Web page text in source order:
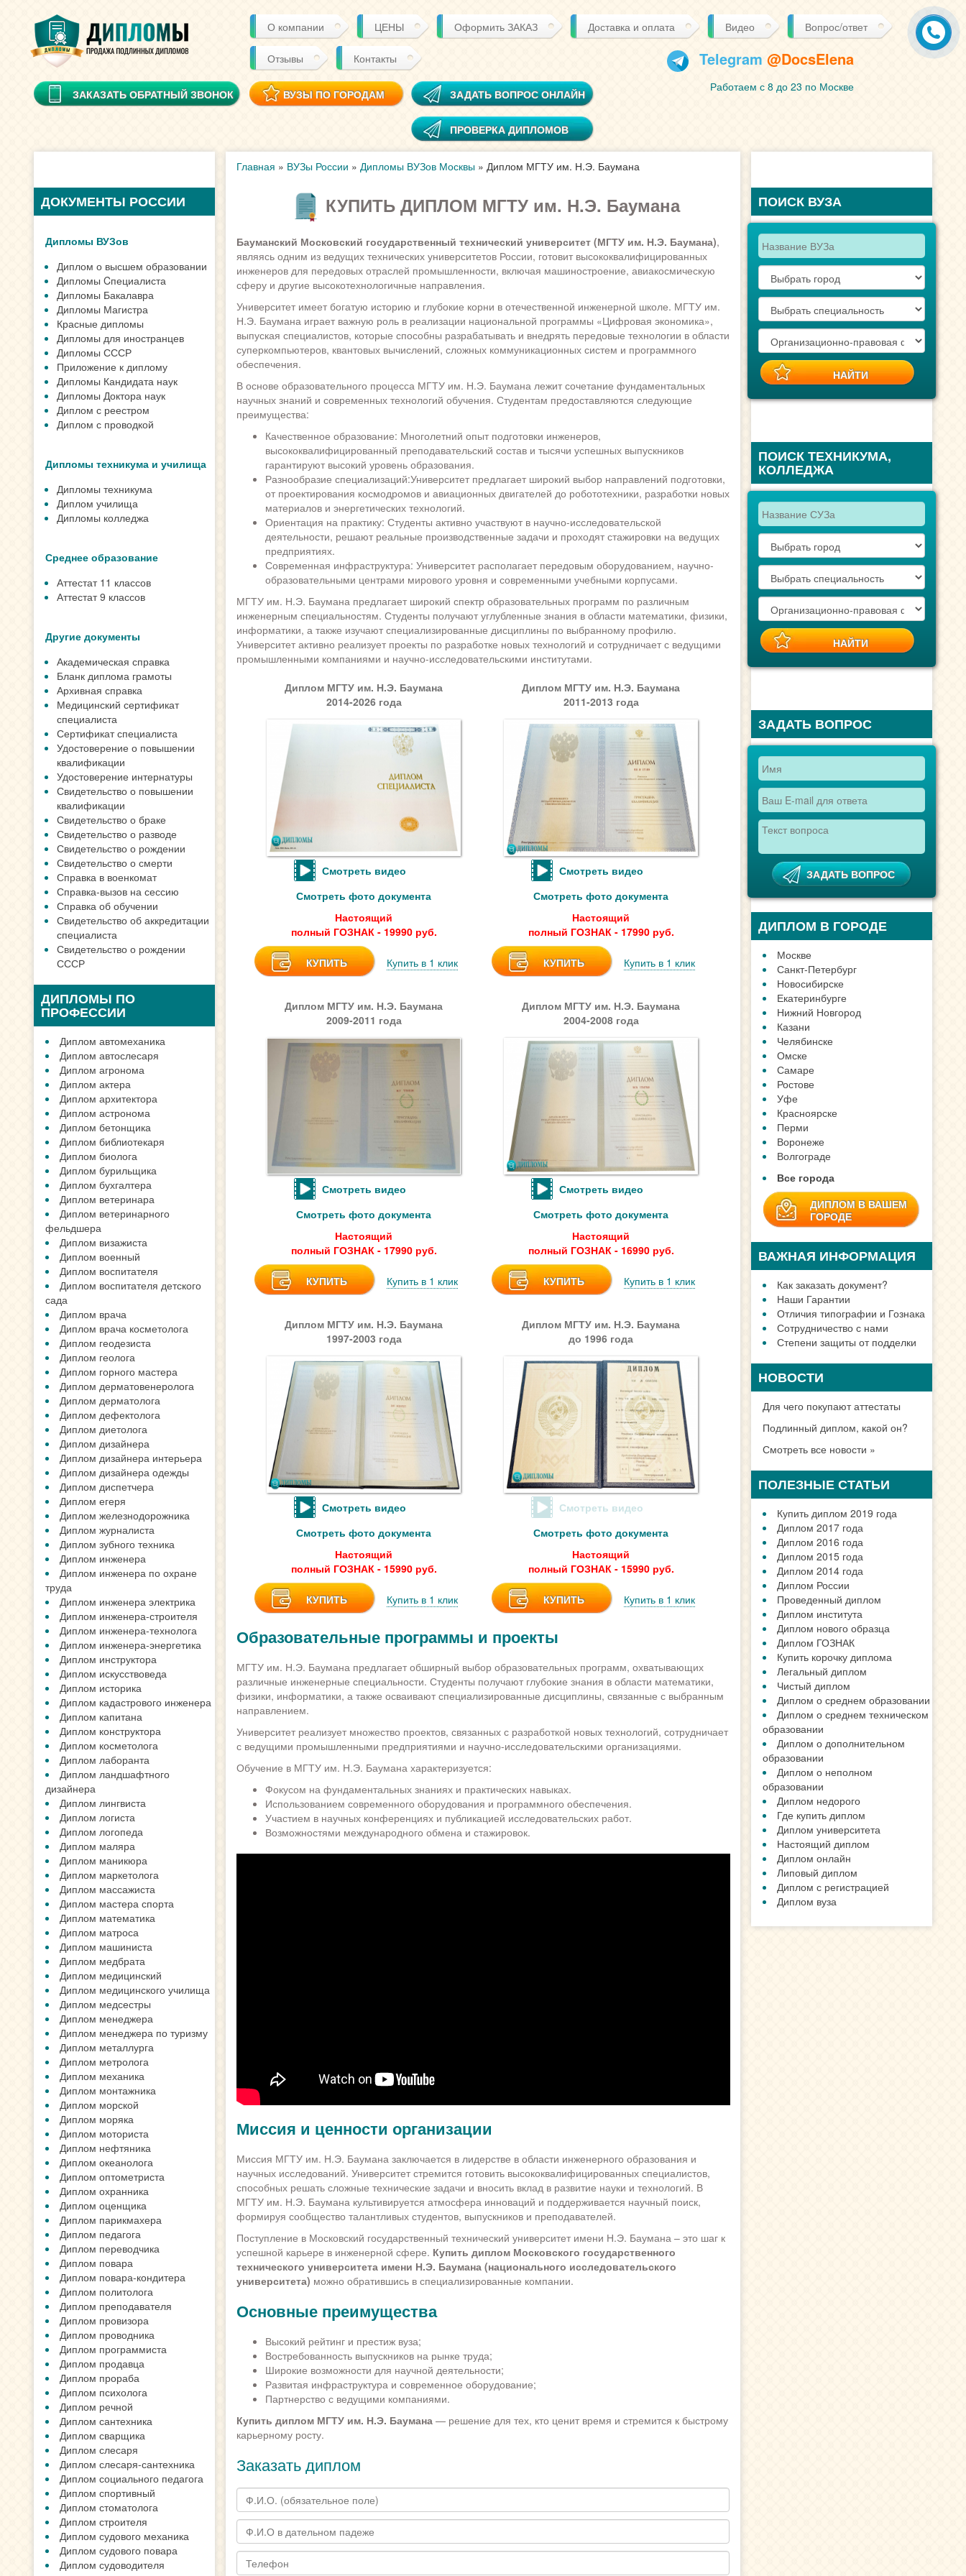
О компании ЦЕНЫ Оформить ЗАКАЗ Доставка и оплата Видео Вопрос/ответ
Отзывы Контакты
ЗАКАЗАТЬ ОБРАТНЫЙ ЗВОНОК ВУЗЫ ПО ГОРОДАМ ЗАДАТЬ ВОПРОС ОНЛАЙН
ПРОВЕРКА ДИПЛОМОВ
Telegram @DocsElena
Работаем с 8 до 23 по Москве
ДОКУМЕНТЫ РОССИИ
Дипломы ВУЗов
Диплом о высшем образовании
Дипломы Cпециалиста
Дипломы Бакалавра
Дипломы Магистра
Красные дипломы
Дипломы для иностранцев
Дипломы СССР
Приложение к диплому
Дипломы Кандидата наук
Дипломы Доктора наук
Диплом с реестром
Диплом с проводкой
Дипломы техникума и училища
Дипломы техникума
Диплом училища
Дипломы колледжа
Среднее образование
Аттестат 11 классов
Аттестат 9 классов
Другие документы
Академическая справка
Бланк диплома грамоты
Архивная справка
Медицинский сертификат
специалиста
Сертификат специалиста
Удостоверение о повышении
квалификации
Удостоверение интернатуры
Свидетельство о повышении
квалификации
Свидетельство о браке
Свидетельство о разводе
Свидетельство о рождении
Свидетельство о смерти
Справка в военкомат
Справка-вызов на сессию
Справка об обучении
Свидетельство об аккредитации
специалиста
Свидетельство о рождении
СССР
ДИПЛОМЫ ПО
ПРОФЕССИИ
Диплом автомеханика
Диплом автослесаря
Диплом агронома
Диплом актера
Диплом архитектора
Диплом астронома
Диплом бетонщика
Диплом библиотекаря
Диплом биолога
Диплом бурильщика
Диплом бухгалтера
Диплом ветеринара
Диплом ветеринарного
фельдшера
Диплом визажиста
Диплом военный
Диплом воспитателя
Диплом воспитателя детского
сада
Диплом врача
Диплом врача косметолога
Диплом геодезиста
Диплом геолога
Диплом горного мастера
Диплом дерматовенеролога
Диплом дерматолога
Диплом дефектолога
Диплом диетолога
Диплом дизайнера
Диплом дизайнера интерьера
Диплом дизайнера одежды
Диплом диспетчера
Диплом егеря
Диплом железнодорожника
Диплом журналиста
Диплом зубного техника
Диплом инженера
Диплом инженера по охране
труда
Диплом инженера электрика
Диплом инженера-строителя
Диплом инженера-технолога
Диплом инженера-энергетика
Диплом инструктора
Диплом искусствоведа
Диплом историка
Диплом кадастрового инженера
Диплом капитана
Диплом конструктора
Диплом косметолога
Диплом лаборанта
Диплом ландшафтного
дизайнера
Диплом лингвиста
Диплом логиста
Диплом логопеда
Диплом маляра
Диплом маникюра
Диплом маркетолога
Диплом массажиста
Диплом мастера спорта
Диплом математика
Диплом матроса
Диплом машиниста
Диплом медбрата
Диплом медицинский
Диплом медицинского училища
Диплом медсестры
Диплом менеджера
Диплом менеджера по туризму
Диплом металлурга
Диплом метролога
Диплом механика
Диплом монтажника
Диплом морской
Диплом моряка
Диплом моториста
Диплом нефтяника
Диплом океанолога
Диплом оптометриста
Диплом охранника
Диплом оценщика
Диплом парикмахера
Диплом педагога
Диплом переводчика
Диплом повара
Диплом повара-кондитера
Диплом политолога
Диплом преподавателя
Диплом провизора
Диплом проводника
Диплом программиста
Диплом продавца
Диплом прораба
Диплом психолога
Диплом речной
Диплом сантехника
Диплом сварщика
Диплом слесаря
Диплом слесаря-сантехника
Диплом социального педагога
Диплом спортивный
Диплом стоматолога
Диплом строителя
Диплом судового механика
Диплом судового повара
Диплом судоводителя
Главная » ВУЗы России » Дипломы ВУЗов Москвы» Диплом МГТУ им. Н.Э. Баумана
КУПИТЬ ДИПЛОМ МГТУ им. Н.Э. Баумана
Бауманский Московский государственный технический университет (МГТУ им. Н.Э. Баумана),
являясь одним из ведущих технических университетов России, готовит высококвалифицированных
инженеров для передовых отраслей промышленности, включая машиностроение, авиакосмическую
сферу и другие высокотехнологичные направления.
Университет имеет богатую историю и глубокие корни в отечественной инженерной школе. МГТУ им.
Н.Э. Баумана играет важную роль в реализации национальной программы «Цифровая экономика»,
выпуская специалистов, которые способны разрабатывать и внедрять передовые технологии в области
суперкомпьютеров, квантовых вычислений, сложных коммуникационных систем и программного
обеспечения.
В основе образовательного процесса МГТУ им. Н.Э. Баумана лежит сочетание фундаментальных
научных знаний и современных технологий обучения. Студентам предоставляются следующие
преимущества:
Качественное образование: Многолетний опыт подготовки инженеров,
высококвалифицированный преподавательский состав и тысячи успешных выпускников
гарантируют высокий уровень образования.
Разнообразие специализаций:Университет предлагает широкий выбор направлений подготовки,
от проектирования космодромов и авиационных двигателей до робототехники, разработки новых
материалов и энергетических технологий.
Ориентация на практику: Студенты активно участвуют в научно-исследовательской
деятельности, решают реальные производственные задачи и проходят стажировки на ведущих
предприятиях.
Современная инфраструктура: Университет располагает передовым оборудованием, научно-
образовательными центрами мирового уровня и современными учебными корпусами.
МГТУ им. Н.Э. Баумана предлагает широкий спектр образовательных программ по различным
инженерным специальностям. Студенты получают углубленные знания в области математики, физики,
информатики, а также изучают специализированные дисциплины по выбранному профилю.
Университет активно реализует проекты по разработке новых технологий и сотрудничает с ведущими
промышленными компаниями и научно-исследовательскими институтами.
Диплом МГТУ им. Н.Э. Баумана
2014-2026 года
Смотреть видео
Смотреть фото документа
Настоящий
полный ГОЗНАК - 19990 руб.
КУПИТЬ Купить в 1 клик
Диплом МГТУ им. Н.Э. Баумана
2011-2013 года
Смотреть видео
Смотреть фото документа
Настоящий
полный ГОЗНАК - 17990 руб.
КУПИТЬ Купить в 1 клик
Диплом МГТУ им. Н.Э. Баумана
2009-2011 года
Смотреть видео
Смотреть фото документа
Настоящий
полный ГОЗНАК - 17990 руб.
КУПИТЬ Купить в 1 клик
Диплом МГТУ им. Н.Э. Баумана
2004-2008 года
Смотреть видео
Смотреть фото документа
Настоящий
полный ГОЗНАК - 16990 руб.
КУПИТЬ Купить в 1 клик
Диплом МГТУ им. Н.Э. Баумана
1997-2003 года
Смотреть видео
Смотреть фото документа
Настоящий
полный ГОЗНАК - 15990 руб.
КУПИТЬ Купить в 1 клик
Диплом МГТУ им. Н.Э. Баумана
до 1996 года
Смотреть видео
Смотреть фото документа
Настоящий
полный ГОЗНАК - 15990 руб.
КУПИТЬ Купить в 1 клик
Образовательные программы и проекты
МГТУ им. Н.Э. Баумана предлагает обширный выбор образовательных программ, охватывающих
различные инженерные специальности. Студенты получают глубокие знания в области математики,
физики, информатики, а также осваивают специализированные дисциплины, связанные с выбранным
направлением.
Университет реализует множество проектов, связанных с разработкой новых технологий, сотрудничает
с ведущими промышленными предприятиями и научно-исследовательскими организациями.
Обучение в МГТУ им. Н.Э. Баумана характеризуется:
Фокусом на фундаментальных знаниях и практических навыках.
Использованием современного оборудования и программного обеспечения.
Участием в научных конференциях и публикацией исследовательских работ.
Возможностями международного обмена и стажировок.
Миссия и ценности организации
Миссия МГТУ им. Н.Э. Баумана заключается в лидерстве в области инженерного образования и
научных исследований. Университет стремится готовить высококвалифицированных специалистов,
способных решать сложные технические задачи и вносить вклад в развитие науки и технологий. В
МГТУ им. Н.Э. Баумана культивируется атмосфера инноваций и поддерживается научный поиск,
формируя сообщество талантливых студентов, выпускников и преподавателей.
Поступление в Московский государственный технический университет имени Н.Э. Баумана – это шаг к
успешной карьере в инженерной сфере. Купить диплом Московского государственного
технического университета имени Н.Э. Баумана (национального исследовательского
университета) можно обратившись в специализированные компании.
Основные преимущества
Высокий рейтинг и престиж вуза;
Востребованность выпускников на рынке труда;
Широкие возможности для научной деятельности;
Развитая инфраструктура и современное оборудование;
Партнерство с ведущими компаниями.
Купить диплом МГТУ им. Н.Э. Баумана— решение для тех, кто ценит время и стремится к быстрому
карьерному росту.
Заказать диплом
ПОИСК ВУЗА
ПОИСК ТЕХНИКУМА,
КОЛЛЕДЖА
ЗАДАТЬ ВОПРОС
ДИПЛОМ В ГОРОДЕ
Москве
Санкт-Петербург
Новосибирске
Екатеринбурге
Нижний Новгород
Казани
Челябинске
Омске
Самаре
Ростове
Уфе
Красноярске
Перми
Воронеже
Волгограде
Все города
ДИПЛОМ В ВАШЕМ
ГОРОДЕ
ВАЖНАЯ ИНФОРМАЦИЯ
Как заказать документ?
Наши Гарантии
Отличия типографии и Гознака
Сотрудничество с нами
Степени защиты от подделки
НОВОСТИ
Для чего покупают аттестаты
Подлинный диплом, какой он?
Смотреть все новости »
ПОЛЕЗНЫЕ СТАТЬИ
Купить диплом 2019 года
Диплом 2017 года
Диплом 2016 года
Диплом 2015 года
Диплом 2014 года
Диплом России
Проведенный диплом
Диплом института
Диплом нового образца
Диплом ГОЗНАК
Купить корочку диплома
Легальный диплом
Чистый диплом
Диплом о среднем образовании
Диплом о среднем техническом
образовании
Диплом о дополнительном
образовании
Диплом о неполном
образовании
Диплом недорого
Где купить диплом
Диплом университета
Настоящий диплом
Диплом онлайн
Липовый диплом
Диплом с регистрацией
Диплом вуза